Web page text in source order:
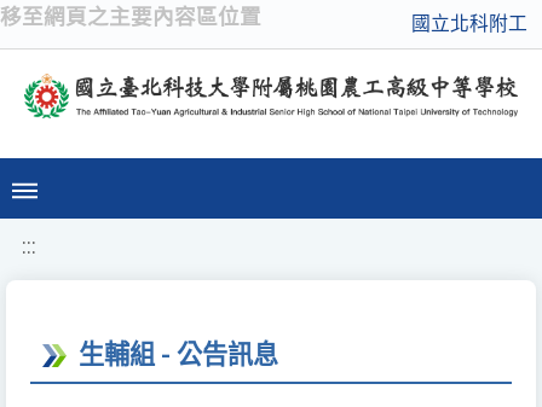
移至網頁之主要內容區位置 國立北科附工
:::
生輔組 - 公告訊息